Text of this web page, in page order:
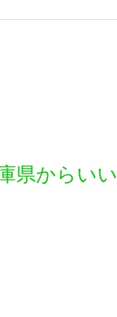
県からい